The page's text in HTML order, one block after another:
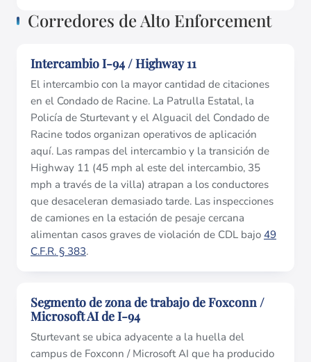
Corredores de Alto Enforcement
Intercambio I-94 / Highway 11
El intercambio con la mayor cantidad de citaciones
en el Condado de Racine. La Patrulla Estatal, la
Policía de Sturtevant y el Alguacil del Condado de
Racine todos organizan operativos de aplicación
aquí. Las rampas del intercambio y la transición de
Highway 11 (45 mph al este del intercambio, 35
mph a través de la villa) atrapan a los conductores
que desaceleran demasiado tarde. Las inspecciones
de camiones en la estación de pesaje cercana
alimentan casos graves de violación de CDL bajo 49
C.F.R. § 383.
Segmento de zona de trabajo de Foxconn /
Microsoft AI de I-94
Sturtevant se ubica adyacente a la huella del
campus de Foxconn / Microsoft AI que ha producido